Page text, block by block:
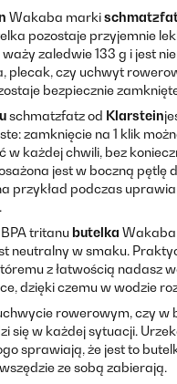
Wakaba marki
pozostaje przyjemnie
zaledwie 133 g i jest
plecak, czy uchwyt
bezpiecznie
schmatzfatz od Klarstein
zamknięcie na 1 klik
w każdej chwili, bez
jest w boczną pętlę
przykład podczas
tritanu butelka Wakaba
neutralny w smaku.
z łatwością nadasz
dzięki czemu w wodzie
rowerowym, czy
się w każdej sytuacji.
sprawiają, że jest to
ze sobą zabierają.